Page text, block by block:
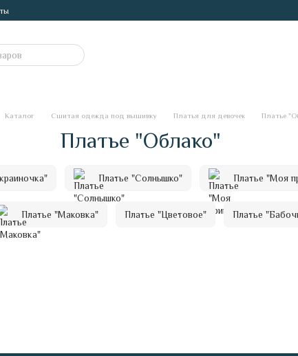
Каталог Сшитая одежда под вышивку Платья для девочек Платье
Платье "Облако"
Платье "Солнышко" Платье "Моя
Платье "Маковка" Платье "Цветовое" Платье